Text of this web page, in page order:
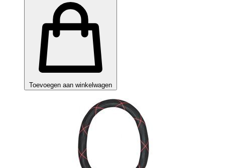
Toevoegen aan winkelwagen